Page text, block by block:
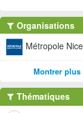
Organisations
Métropole
Montrer
Thématiques